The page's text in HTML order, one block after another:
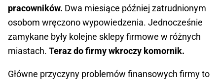
pracowników. Dwa miesiące później zatrudnionym
osobom wręczono wypowiedzenia. Jednocześnie
zamykane były kolejne sklepy firmowe w różnych
miastach. Teraz do firmy wkroczy komornik.
Główne przyczyny problemów finansowych firmy to